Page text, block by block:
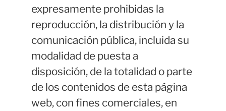
expresamente prohibidas la
reproducción, la distribución y la
comunicación pública, incluida su
modalidad de puesta a
disposición, de la totalidad o parte
de los contenidos de esta página
web, con fines comerciales, en